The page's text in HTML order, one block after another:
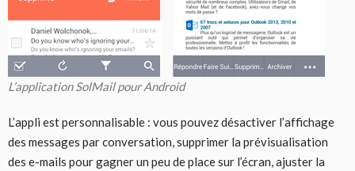
L’application SolMail pour Android
L’appli est personnalisable : vous pouvez désactiver l’affichage
des messages par conversation, supprimer la prévisualisation
des e-mails pour gagner un peu de place sur l’écran, ajuster la